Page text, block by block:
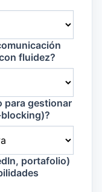
fluidez?
para gestionar
portafolio)